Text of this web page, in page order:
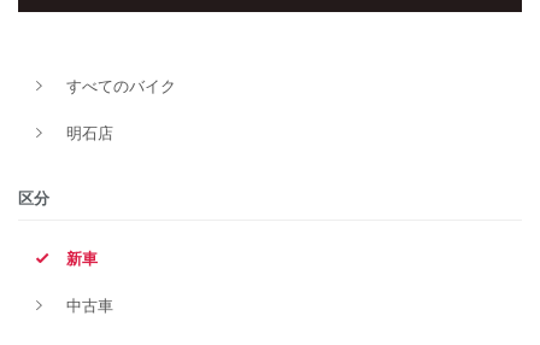
すべてのバイク
明石店
区分
新車
中古車
新車
タイプ